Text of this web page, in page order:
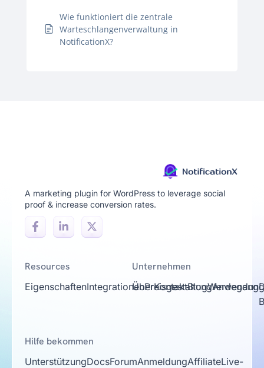
Wie funktioniert die zentrale
Warteschlangenverwaltung in
NotificationX?
A marketing plugin for WordPress to leverage social
proof & increase conversion rates.
Resources
EigenschaftenIntegrationenPreisgestaltung
Unternehmen
ÜberKontaktBlogWerdegang
Hilfe bekommen
UnterstützungDocsForumAnmeldungAffiliateLive-